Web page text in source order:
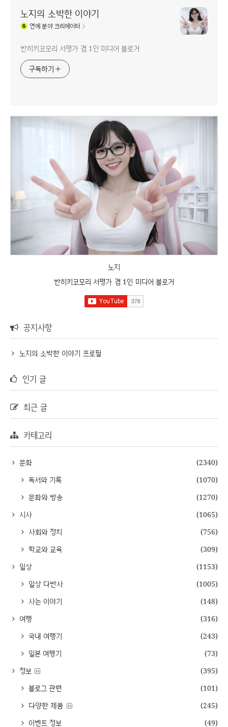
노지의 소박한 이야기
연예분야 크리에이터
반히키코모리 서평가 겸 1인 미디어 블로거
구독하기
노지
반히키코모리 서평가 겸 1인 미디어 블로거
공지사항
노지의 소박한 이야기 프로필
인기 글
최근 글
카테고리
문화
(2340)
독서와 기록
(1070)
문화와 방송
(1270)
시사
(1065)
사회와 정치
(756)
학교와 교육
(309)
일상
(1153)
일상 다반사
(1005)
사는 이야기
(148)
여행
(316)
국내 여행기
(243)
일본 여행기
(73)
정보
(395)
블로그 관련
(101)
다양한 제품
(245)
이벤트 정보
(49)